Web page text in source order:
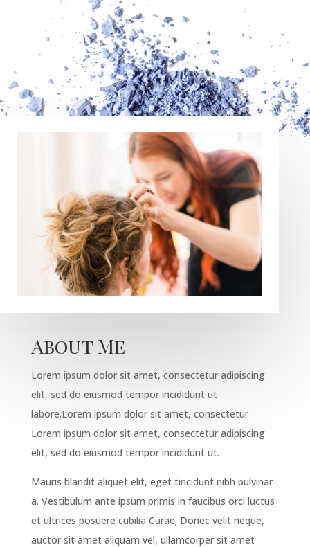
About Me
Lorem ipsum dolor sit amet, consectetur adipiscing
elit, sed do eiusmod tempor incididunt ut
labore.Lorem ipsum dolor sit amet, consectetur
Lorem ipsum dolor sit amet, consectetur adipiscing
elit, sed do eiusmod tempor incididunt ut.
Mauris blandit aliquet elit, eget tincidunt nibh pulvinar
a. Vestibulum ante ipsum primis in faucibus orci luctus
et ultrices posuere cubilia Curae; Donec velit neque,
auctor sit amet aliquam vel, ullamcorper sit amet